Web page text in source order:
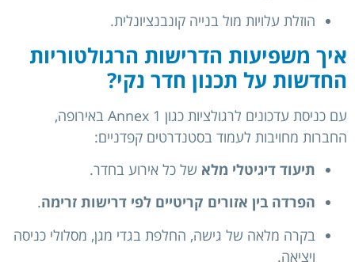
הוזלת עלויות מול בנייה קונבנציונלית.
איך משפיעות הדרישות הרגולטוריות
החדשות על תכנון חדר נקי?
עם כניסת עדכונים לרגולציות כגון Annex 1 באירופה,
החברות מחויבות לעמוד בסטנדרטים קפדניים:
תיעוד דיגיטלי מלא של כל אירוע בחדר.
הפרדה בין אזורים קריטיים לפי דרישות זרימה.
בקרה מלאה של גישה, החלפת בגדי מגן, מסלולי כניסה
ויציאה.